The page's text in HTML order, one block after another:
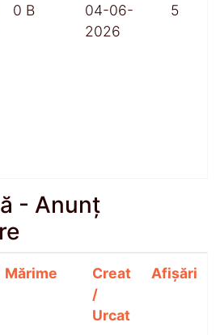
0 B
04-06-
2026
5
- Anunț
Mărime
Creat
/
Urcat
Afișări